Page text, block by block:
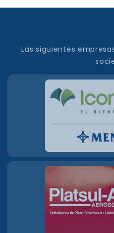
Las siguientes